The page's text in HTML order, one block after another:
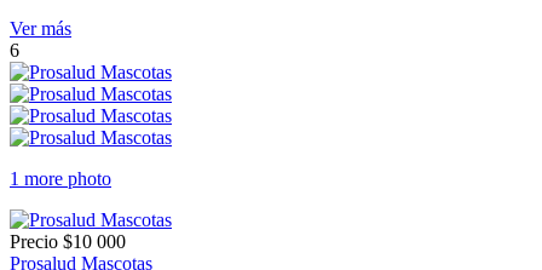
Ver más
6
1 more photo
Precio $10 000
Prosalud Mascotas